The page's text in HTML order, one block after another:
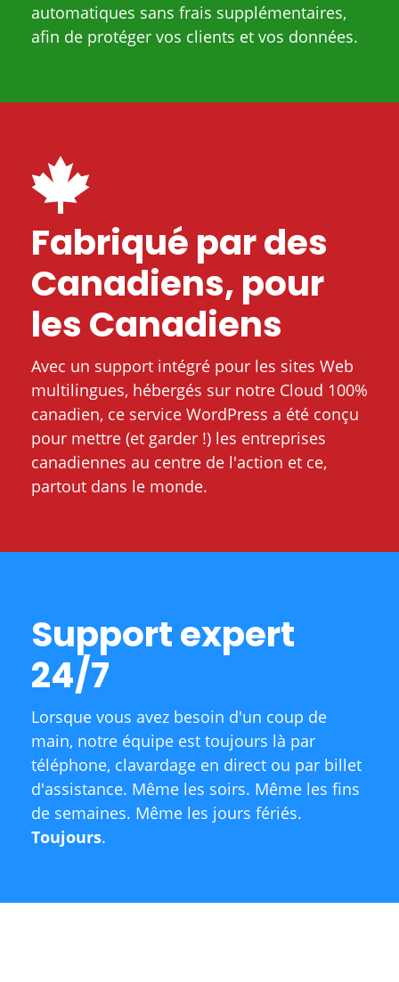
automatiques sans frais supplémentaires,
afin de protéger vos clients et vos données.
Fabriqué par des
Canadiens, pour
les Canadiens
Avec un support intégré pour les sites Web
multilingues, hébergés sur notre Cloud 100%
canadien, ce service WordPress a été conçu
pour mettre (et garder !) les entreprises
canadiennes au centre de l'action et ce,
partout dans le monde.
Support expert
24/7
Lorsque vous avez besoin d'un coup de
main, notre équipe est toujours là par
téléphone, clavardage en direct ou par billet
d'assistance. Même les soirs. Même les fins
de semaines. Même les jours fériés.
Toujours.